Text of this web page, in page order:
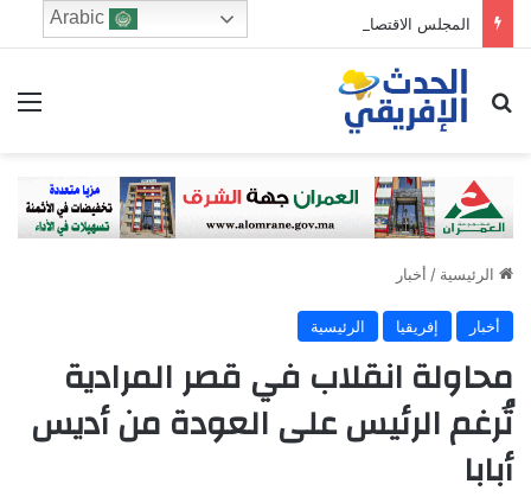
المجلس الاقتصادي والرشد الرقمي: من يحرس الطفولة في زمن الخوارزميات؟
ابحث عن
الرئيسية / أخبار
أخبار إفريقيا الرئيسية
محاولة انقلاب في قصر المرادية
تُرغم الرئيس على العودة من أديس
أبابا
Arabic